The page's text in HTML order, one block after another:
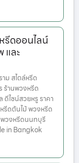
รีดออนไลน์
และ
ม สไตล์หรีด
ร้านพวงหรีด
ไซน์สวยหรู ราคา
ดต้นไม้ พวงหรีด
พวงหรีดนนทบุรี
in Bangkok